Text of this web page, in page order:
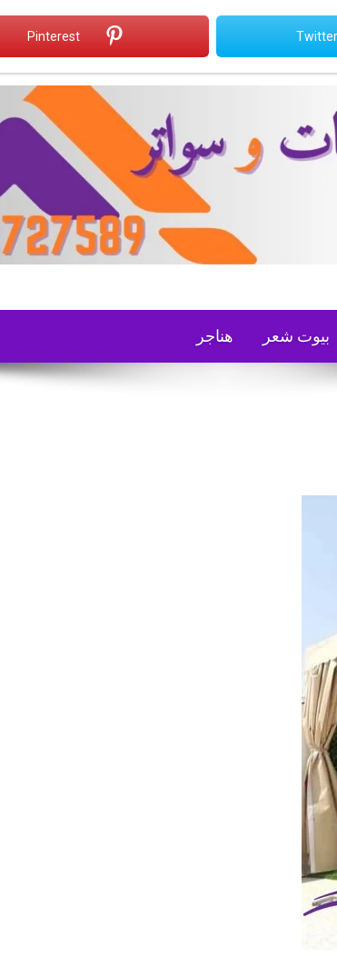
بيوت شعر هناجر
Twitter
Pinterest